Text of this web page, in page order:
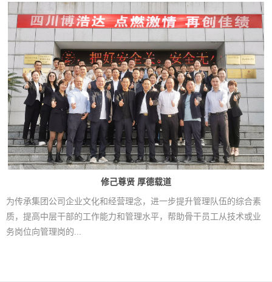
修己尊贤 厚德载道
为传承集团公司企业文化和经营理念，进一步提升管理队伍的综合素
质，提高中层干部的工作能力和管理水平，帮助骨干员工从技术或业
务岗位向管理岗的...